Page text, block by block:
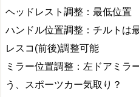
ヘッドレスト調整：最低位置
ハンドル位置調整：チルトは
レスコ(前後)調整可能
ミラー位置調整：左ドアミラ
う、スポーツカー気取り？